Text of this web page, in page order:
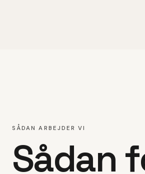
SÅDAN ARBEJDER VI
Sådan